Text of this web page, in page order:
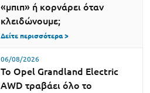
«μπιπ» ή κορνάρει όταν
κλειδώνουμε;
Δείτε περισσότερα >
06/08/2026
Το Opel Grandland Electric
AWD τραβάει όλο το